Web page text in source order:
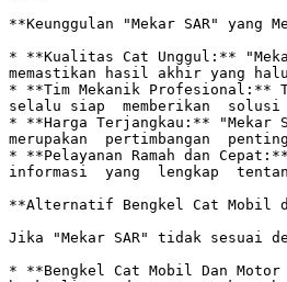
**Keunggulan "Mekar SAR" yang
* **Kualitas Cat Unggul:**
memastikan hasil akhir yang
* **Tim Mekanik Profesional:**
selalu siap  memberikan  solusi
* **Harga Terjangkau:** "Mekar
merupakan  pertimbangan
* **Pelayanan Ramah dan
informasi  yang  lengkap
**Alternatif Bengkel Cat Mobil
Jika "Mekar SAR" tidak sesuai
* **Bengkel Cat Mobil Dan